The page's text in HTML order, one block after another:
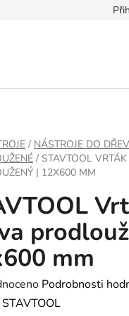
/ NÁSTROJE DO
/ STAVTOOL
| 12X600 MM
mm
Podrobnosti
STAVTOOL